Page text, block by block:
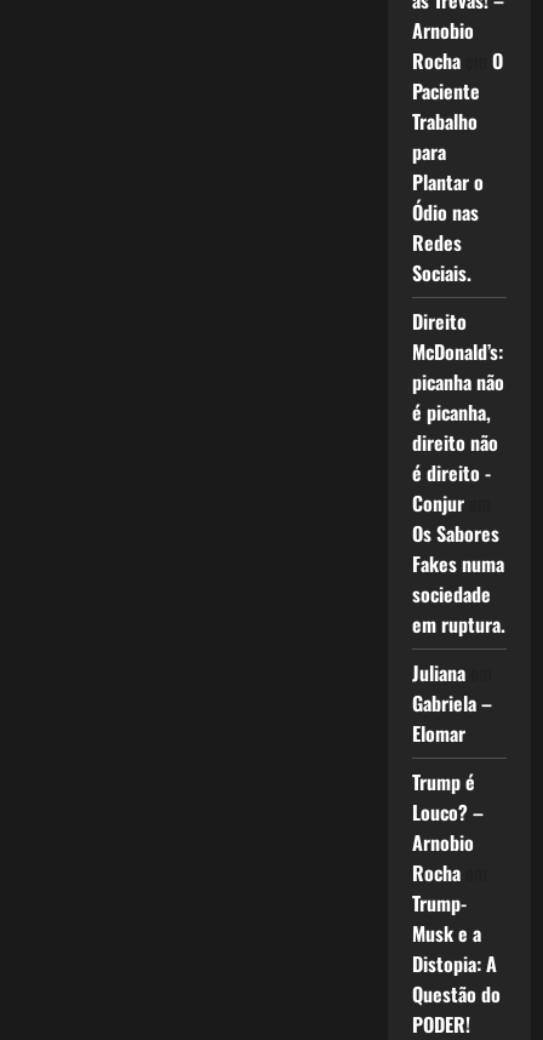
Arnobio
Rochaem O
Paciente
Trabalho
para
Plantar o
Ódio nas
Redes
Sociais.
Direito
McDonald’s:
picanha não
é picanha,
direito não
é direito -
Conjurem
Os Sabores
Fakes numa
sociedade
em ruptura.
Julianaem
Gabriela –
Elomar
Trump é
Louco? –
Arnobio
Rochaem
Trump-
Musk e a
Distopia: A
Questão do
PODER!